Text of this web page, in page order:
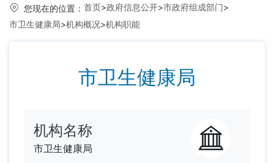
您现在的位置： 首页>政府信息公开>市政府组成部门>
市卫生健康局>机构概况>机构职能
市卫生健康局
机构名称
市卫生健康局